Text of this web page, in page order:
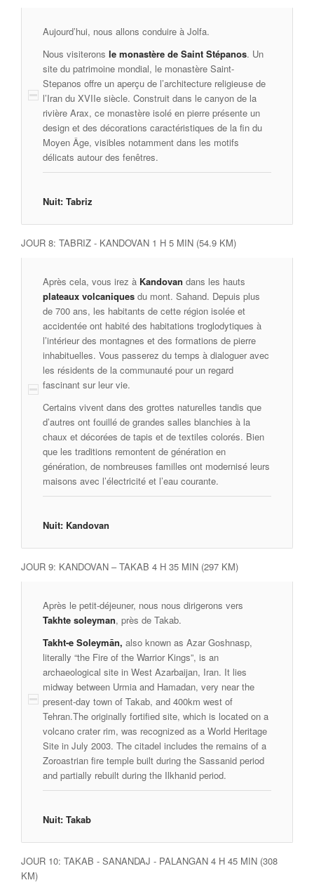
Aujourd’hui, nous allons conduire à Jolfa.
Nous visiterons le monastère de Saint Stépanos. Un
site du patrimoine mondial, le monastère Saint-
Stepanos offre un aperçu de l’architecture religieuse de
l’Iran du XVIIe siècle. Construit dans le canyon de la
rivière Arax, ce monastère isolé en pierre présente un
design et des décorations caractéristiques de la fin du
Moyen Âge, visibles notamment dans les motifs
délicats autour des fenêtres.
Nuit: Tabriz
JOUR 8: TABRIZ - KANDOVAN 1 H 5 MIN (54.9 KM)
Après cela, vous irez à Kandovan dans les hauts
plateaux volcaniques du mont. Sahand. Depuis plus
de 700 ans, les habitants de cette région isolée et
accidentée ont habité des habitations troglodytiques à
l’intérieur des montagnes et des formations de pierre
inhabituelles. Vous passerez du temps à dialoguer avec
les résidents de la communauté pour un regard
fascinant sur leur vie.
Certains vivent dans des grottes naturelles tandis que
d’autres ont fouillé de grandes salles blanchies à la
chaux et décorées de tapis et de textiles colorés. Bien
que les traditions remontent de génération en
génération, de nombreuses familles ont modernisé leurs
maisons avec l’électricité et l’eau courante.
Nuit: Kandovan
JOUR 9: KANDOVAN – TAKAB 4 H 35 MIN (297 KM)
Après le petit-déjeuner, nous nous dirigerons vers
Takhte soleyman, près de Takab.
Takht-e Soleymān, also known as Azar Goshnasp,
literally “the Fire of the Warrior Kings”, is an
archaeological site in West Azarbaijan, Iran. It lies
midway between Urmia and Hamadan, very near the
present-day town of Takab, and 400km west of
Tehran.The originally fortified site, which is located on a
volcano crater rim, was recognized as a World Heritage
Site in July 2003. The citadel includes the remains of a
Zoroastrian fire temple built during the Sassanid period
and partially rebuilt during the Ilkhanid period.
Nuit: Takab
JOUR 10: TAKAB - SANANDAJ - PALANGAN 4 H 45 MIN (308
KM)